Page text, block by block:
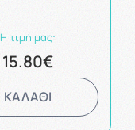
Η τιμή μας:
15.80€
ΚΑΛΑΘΙ